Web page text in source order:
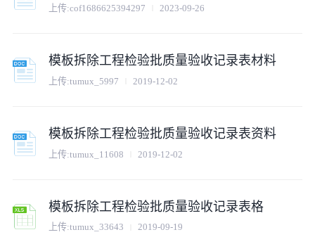
上传:cof1686625394297 2023-09-26
模板拆除工程检验批质量验收记录表材料
上传:tumux_5997 2019-12-02
模板拆除工程检验批质量验收记录表资料
上传:tumux_11608 2019-12-02
模板拆除工程检验批质量验收记录表格
上传:tumux_33643 2019-09-19